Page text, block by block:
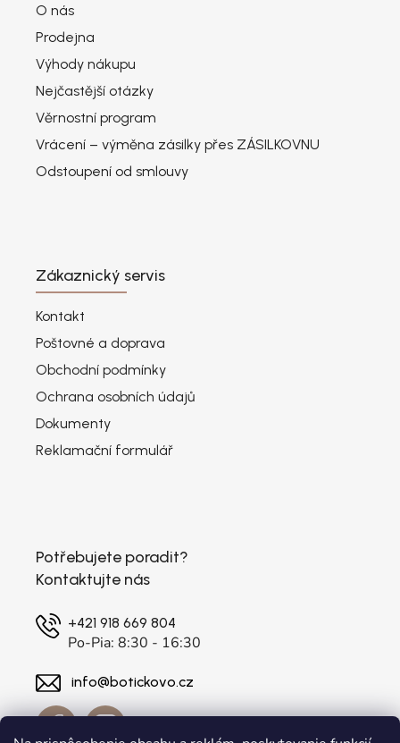
O nás
Prodejna
Výhody nákupu
Nejčastější otázky
Věrnostní program
Vrácení – výměna zásilky přes ZÁSILKOVNU
Odstoupení od smlouvy
Zákaznický servis
Kontakt
Poštovné a doprava
Obchodní podmínky
Ochrana osobních údajů
Dokumenty
Reklamační formulář
Potřebujete poradit?
Kontaktujte nás
+421 918 669 804
Po-Pia: 8:30 - 16:30
info@botickovo.cz